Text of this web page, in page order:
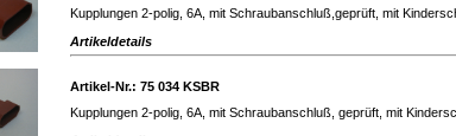
Kupplungen 2-polig, 6A, mit Schraubanschluß,geprüft, mit
Artikeldetails
Artikel-Nr.: 75 034 KSBR
Kupplungen 2-polig, 6A, mit Schraubanschluß, geprüft, mit